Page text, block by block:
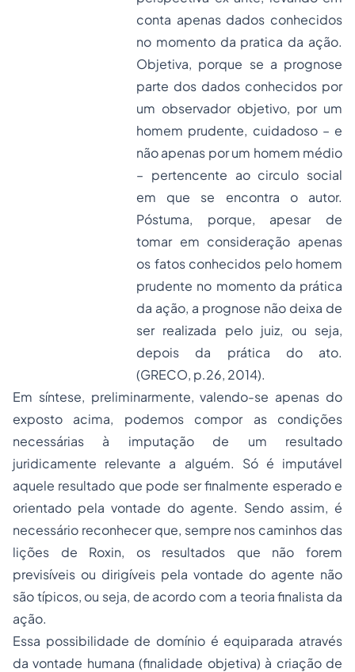
conta apenas dados conhecidos
no momento da pratica da ação.
Objetiva, porque se a prognose
parte dos dados conhecidos por
um observador objetivo, por um
homem prudente, cuidadoso – e
não apenas por um homem médio
– pertencente ao circulo social
em que se encontra o autor.
Póstuma, porque, apesar de
tomar em consideração apenas
os fatos conhecidos pelo homem
prudente no momento da prática
da ação, a prognose não deixa de
ser realizada pelo juiz, ou seja,
depois da prática do ato.
(GRECO, p.26, 2014).
Em síntese, preliminarmente, valendo-se apenas do
exposto acima, podemos compor as condições
necessárias à imputação de um resultado
juridicamente relevante a alguém. Só é imputável
aquele resultado que pode ser finalmente esperado e
orientado pela vontade do agente. Sendo assim, é
necessário reconhecer que, sempre nos caminhos das
lições de Roxin, os resultados que não forem
previsíveis ou dirigíveis pela vontade do agente não
são típicos, ou seja, de acordo com a teoria finalista da
ação.
Essa possibilidade de domínio é equiparada através
da vontade humana (finalidade objetiva) à criação de